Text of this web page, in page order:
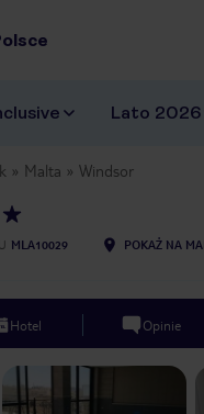
Lato 2026
Malta Windsor
MLA10029 POKAŻ NA
Hotel Opinie